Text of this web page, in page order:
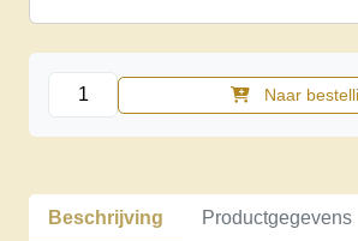
Eysink.
Van
fiets
motorfiets
aantal
Naar
Beschrijving Productgegevens